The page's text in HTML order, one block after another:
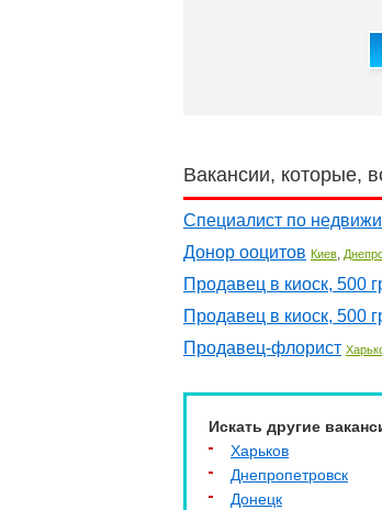
Вакансии, которые,
Специалист по
Донор ооцитов Киев,
Продавец в киоск, 500
Продавец в киоск, 500
Продавец-флорист
Искать другие
Харьков
Днепропетровск
Донецк